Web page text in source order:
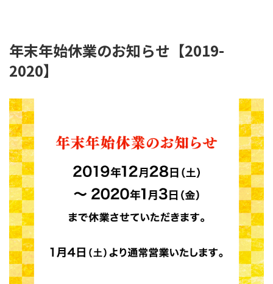
年末年始休業のお知らせ【2019-
2020】